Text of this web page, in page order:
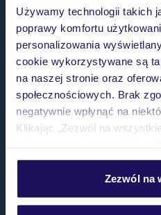
Używamy technologii takich
poprawy komfortu
personalizowania
cookie wykorzystywane są
na naszej stronie oraz
społecznościowych. Brak
negatywnie wpłynąć na
Klikając „Zezwól na
personalizować swój wybór
Szczegółowe informacje o
Zezwól na